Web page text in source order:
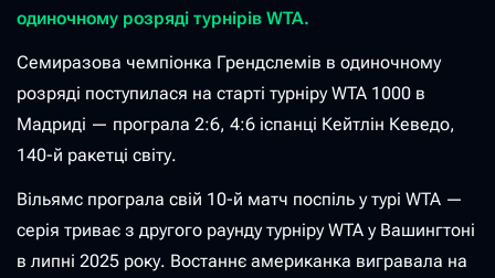
одиночному розряді турнірів WTA.
Семиразова чемпіонка Грендслемів в одиночному
розряді поступилася на старті турніру WTA 1000 в
Мадриді — програла 2:6, 4:6 іспанці Кейтлін Кеведо,
140-й ракетці світу.
Вільямс програла свій 10-й матч поспіль у турі WTA —
серія триває з другого раунду турніру WTA у Вашингтоні
в липні 2025 року. Востаннє американка вигравала на